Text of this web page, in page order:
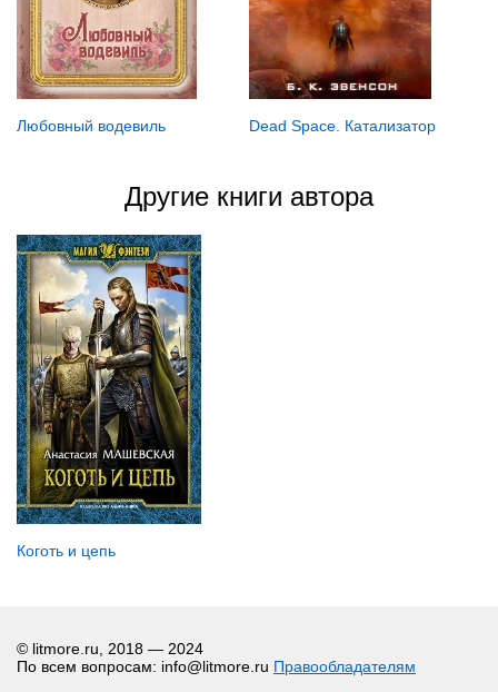
Любовный водевиль Dead Space. Катализатор
Другие книги автора
Коготь и цепь
© litmore.ru, 2018 — 2024
По всем вопросам: info@litmore.ru Правообладателям